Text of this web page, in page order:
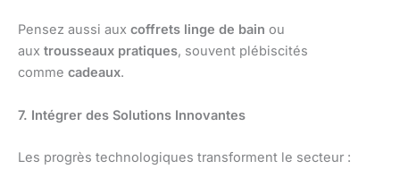
Pensez aussi aux coffrets linge de bain ou
aux trousseaux pratiques, souvent plébiscités
comme cadeaux.
7. Intégrer des Solutions Innovantes
Les progrès technologiques transforment le secteur :